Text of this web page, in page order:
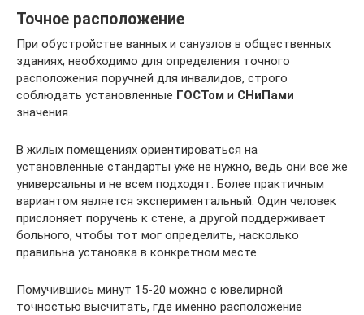
Точное расположение
При обустройстве ванных и санузлов в общественных
зданиях, необходимо для определения точного
расположения поручней для инвалидов, строго
соблюдать установленные ГОСТом и СНиПами
значения.
В жилых помещениях ориентироваться на
установленные стандарты уже не нужно, ведь они все же
универсальны и не всем подходят. Более практичным
вариантом является экспериментальный. Один человек
прислоняет поручень к стене, а другой поддерживает
больного, чтобы тот мог определить, насколько
правильна установка в конкретном месте.
Помучившись минут 15-20 можно с ювелирной
точностью высчитать, где именно расположение